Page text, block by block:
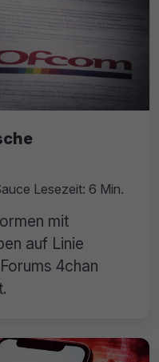
Lesezeit: 6 Min.
mit
auf Linie
4chan